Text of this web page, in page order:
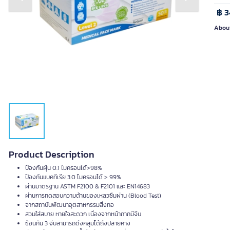
฿
Product Description
ป้องกันฝุ่น 0.1 ไมครอนได้>98%
ป้องกันแบคทีเรีย 3.0 ไมครอนได้ > 99%
ผ่านมาตรฐาน ASTM F2100 & F2101 และ EN14683
ผ่านการทดสอบความต้านของเหลวซึมผ่าน (Blood Test)
จากสถาบันพัฒนาอุตสาหกรรมสิ่งทอ
สวมใส่สบาย หายใจสะดวก เนื่องจากหน้ากากมีจีบ
ซ้อนกัน 3 จีบสามารถดึงคลุมได้ถึงปลายคาง